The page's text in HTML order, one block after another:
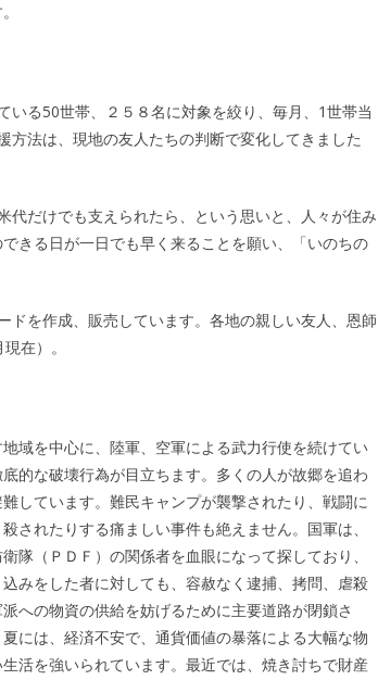
る50世帯、２５８名に対象を絞り、毎月、1世帯当
法は、現地の友人たちの判断で変化してきました
だけでも支えられたら、という思いと、人々が住み
きる日が一日でも早く来ることを願い、「いのちの
を作成、販売しています。各地の親しい友人、恩師
在）。
域を中心に、陸軍、空軍による武力行使を続けてい
的な破壊行為が目立ちます。多くの人が故郷を追わ
しています。難民キャンプが襲撃されたり、戦闘に
されたりする痛ましい事件も絶えません。国軍は、
隊（ＰＤＦ）の関係者を血眼になって探しており、
みをした者に対しても、容赦なく逮捕、拷問、虐殺
への物資の供給を妨げるために主要道路が閉鎖さ
には、経済不安で、通貨価値の暴落による大幅な物
活を強いられています。最近では、焼き討ちで財産